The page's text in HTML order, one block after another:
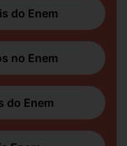
do Enem
no Enem
do Enem